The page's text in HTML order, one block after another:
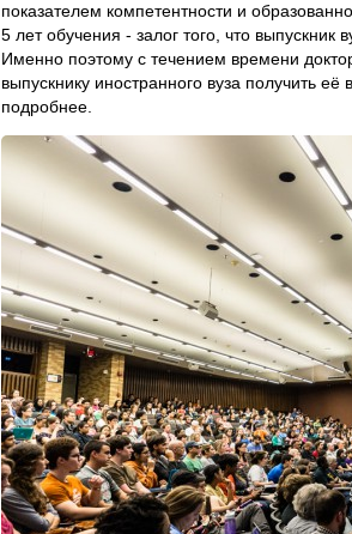
показателем компетентности и
5 лет обучения - залог того, что выпускник
Именно поэтому с течением времени
выпускнику иностранного вуза получить
подробнее.